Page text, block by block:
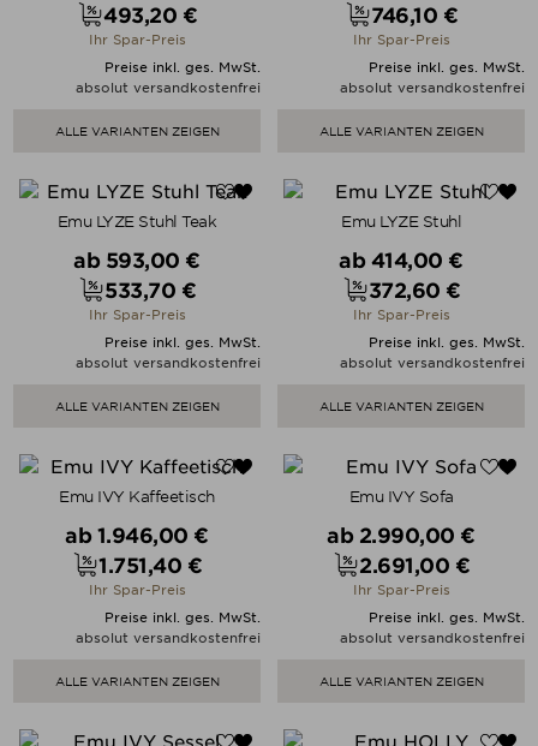
Preis
493,20 €
Ihr Spar-Preis
Preise inkl. ges. MwSt.
absolut versandkostenfrei
ALLE VARIANTEN ZEIGEN
Preis
746,10 €
Ihr Spar-Preis
Preise inkl. ges. MwSt.
absolut versandkostenfrei
ALLE VARIANTEN ZEIGEN
Emu LYZE Stuhl Teak
Verkaufspreis
ab 593,00 €
Preis
533,70 €
Ihr Spar-Preis
Preise inkl. ges. MwSt.
absolut versandkostenfrei
ALLE VARIANTEN ZEIGEN
Emu LYZE Stuhl
Verkaufspreis
ab 414,00 €
Preis
372,60 €
Ihr Spar-Preis
Preise inkl. ges. MwSt.
absolut versandkostenfrei
ALLE VARIANTEN ZEIGEN
Emu IVY Kaffeetisch
Verkaufspreis
ab 1.946,00 €
Preis
1.751,40 €
Ihr Spar-Preis
Preise inkl. ges. MwSt.
absolut versandkostenfrei
ALLE VARIANTEN ZEIGEN
Emu IVY Sofa
Verkaufspreis
ab 2.990,00 €
Preis
2.691,00 €
Ihr Spar-Preis
Preise inkl. ges. MwSt.
absolut versandkostenfrei
ALLE VARIANTEN ZEIGEN